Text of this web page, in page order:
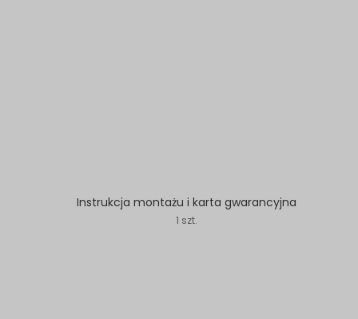
Instrukcja montażu i karta gwarancyjna
1 szt.